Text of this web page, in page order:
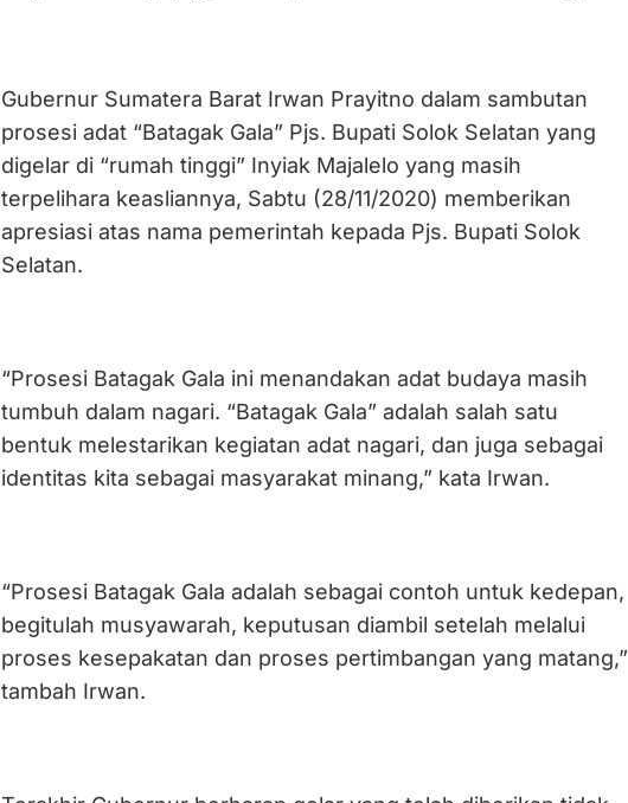
Gubernur Sumatera Barat Irwan Prayitno dalam sambutan
prosesi adat “Batagak Gala” Pjs. Bupati Solok Selatan yang
digelar di “rumah tinggi” Inyiak Majalelo yang masih
terpelihara keasliannya, Sabtu (28/11/2020) memberikan
apresiasi atas nama pemerintah kepada Pjs. Bupati Solok
Selatan.
“Prosesi Batagak Gala ini menandakan adat budaya masih
tumbuh dalam nagari. “Batagak Gala” adalah salah satu
bentuk melestarikan kegiatan adat nagari, dan juga sebagai
identitas kita sebagai masyarakat minang,” kata Irwan.
“Prosesi Batagak Gala adalah sebagai contoh untuk kedepan,
begitulah musyawarah, keputusan diambil setelah melalui
proses kesepakatan dan proses pertimbangan yang matang,”
tambah Irwan.